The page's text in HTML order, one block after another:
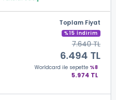
Toplam Fiyat
%15 İndirim
7.640 TL
6.494 TL
Worldcard ile sepette %8
5.974 TL